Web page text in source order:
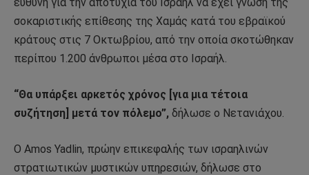
ευθύνη για την αποτυχία του Ισραήλ να έχει γνώση της
σοκαριστικής επίθεσης της Χαμάς κατά του εβραϊκού
κράτους στις 7 Οκτωβρίου, από την οποία σκοτώθηκαν
περίπου 1.200 άνθρωποι μέσα στο Ισραήλ.
“Θα υπάρξει αρκετός χρόνος [για μια τέτοια
συζήτηση] μετά τον πόλεμο”, δήλωσε ο Νετανιάχου.
Ο Amos Yadlin, πρώην επικεφαλής των ισραηλινών
στρατιωτικών μυστικών υπηρεσιών, δήλωσε στο